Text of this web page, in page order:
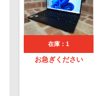
在庫：1
お急ぎください